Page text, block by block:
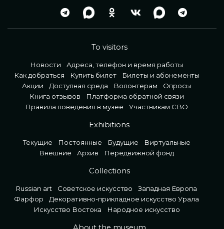
To visitors
Новости
Адреса, телефон и время работы
Как добраться
Купить билет
Билеты и абонементы
Акции
Доступная среда Волонтерам
Опросы
Книга отзывов
Платформа обратной связи
Правила поведения в музее
Участникам СВО
Exhibitions
Текущие Постоянные Будущие
Виртуальные
Внешние
Архив Передвижной фонд
Collections
Russian art Советское искусство
Западная Европа
Фарфор
Декоративно-прикладное искусство Урала
Искусство Востока
Народное искусство